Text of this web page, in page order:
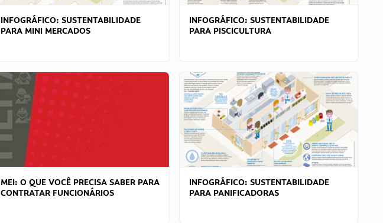
INFOGRÁFICO: SUSTENTABILIDADE
PARA MINI MERCADOS
INFOGRÁFICO: SUSTENTABILIDADE
PARA PISCICULTURA
MEI: O QUE VOCÊ PRECISA SABER PARA
CONTRATAR FUNCIONÁRIOS
INFOGRÁFICO: SUSTENTABILIDADE
PARA PANIFICADORAS